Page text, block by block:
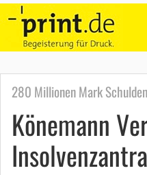
280 Millionen Mark Schulden
Könemann